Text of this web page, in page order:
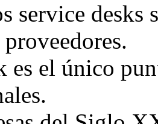
service desks
es el único